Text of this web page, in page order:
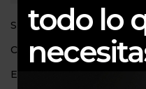
SKU:42901
Categoría: Aceites de
Etiquetas:
todo lo